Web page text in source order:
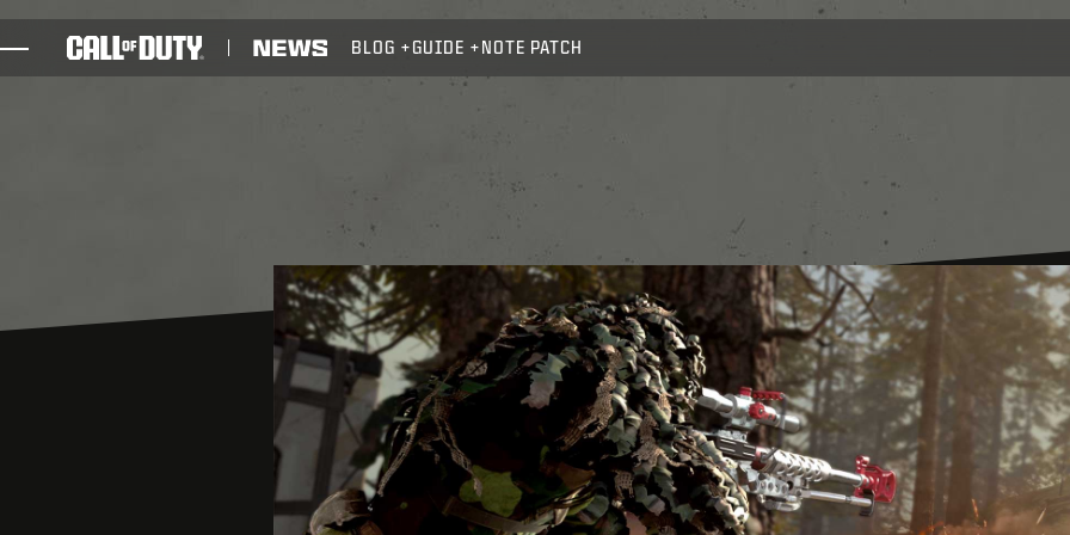
XBOX GAME PASS
BLOG GUIDE NOTE PATCH